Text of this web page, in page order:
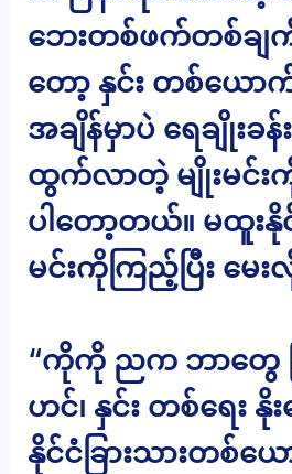
ဘေးတစ်ဖက်တစ်ခ
တော့ နှင်း တစ်ယေ
အချိန်မှာပဲ ရေချိုးခ
ထွက်လာတဲ့ မျိုးမင်
ပါတော့တယ်။ မထူးနို
မင်းကိုကြည့်ပြီး မ
“ကိုကို ညက ဘာတွေ
ဟင်၊ နှင်း တစ်ရေး နို
နိုင်ငံခြားသားတစ်